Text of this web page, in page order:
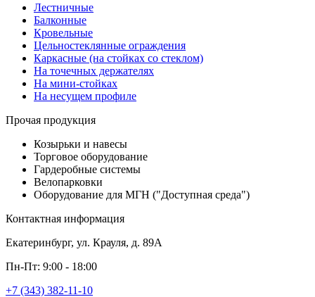
Лестничные
Балконные
Кровельные
Цельностеклянные ограждения
Каркасные (на стойках со стеклом)
На точечных держателях
На мини-стойках
На несущем профиле
Прочая продукция
Козырьки и навесы
Торговое оборудование
Гардеробные системы
Велопарковки
Оборудование для МГН ("Доступная среда")
Контактная информация
Екатеринбург, ул. Крауля, д. 89А
Пн-Пт: 9:00 - 18:00
+7 (343) 382-11-10